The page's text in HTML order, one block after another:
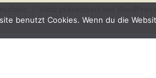
benutzt Cookies. Wenn du die